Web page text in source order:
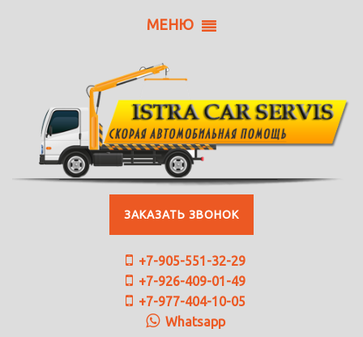
МЕНЮ
ЗАКАЗАТЬ ЗВОНОК
+7-905-551-32-29
+7-926-409-01-49
+7-977-404-10-05
Whatsapp